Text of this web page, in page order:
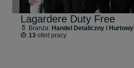
Lagardere Duty Free
Branża: Handel Detaliczny i Hurtowy
13ofert pracy